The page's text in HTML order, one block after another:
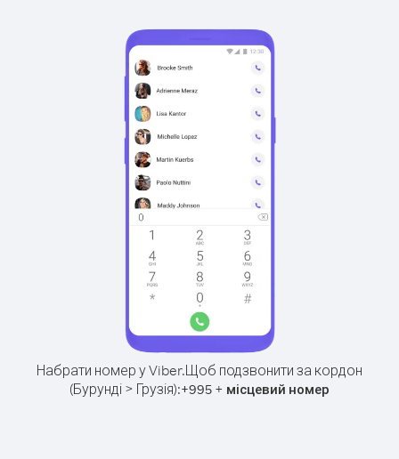
Набрати номер у Viber.Щоб подзвонити за кордон
(Бурунді > Грузія):+995 + місцевий номер